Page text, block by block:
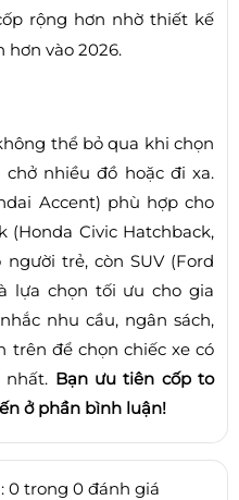
rộng hơn nhờ thiết kế
vào 2026.
thể bỏ qua khi chọn
nhiều đồ hoặc đi xa.
Accent) phù hợp cho
Civic Hatchback,
trẻ, còn SUV (Ford
lựa chọn tối ưu cho gia
nhu cầu, ngân sách,
trên để chọn chiếc xe có
Bạn ưu tiên cốp to
ở phần bình luận!
0 trong 0 đánh giá